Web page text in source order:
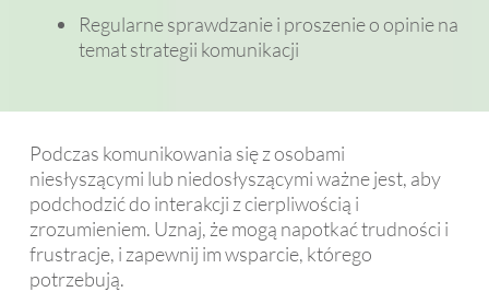
Regularne sprawdzanie i proszenie o opinie na
temat strategii komunikacji
Podczas komunikowania się z osobami
niesłyszącymi lub niedosłyszącymi ważne jest, aby
podchodzić do interakcji z cierpliwością i
zrozumieniem. Uznaj, że mogą napotkać trudności i
frustracje, i zapewnij im wsparcie, którego
potrzebują.